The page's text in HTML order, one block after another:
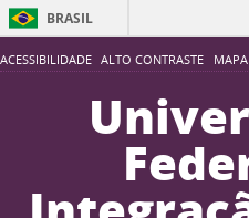
ACESSIBILIDADE ALTO CONTRASTE
BRASIL